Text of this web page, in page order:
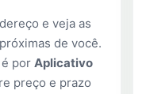
e veja as
de você.
é por Aplicativo
preço e prazo